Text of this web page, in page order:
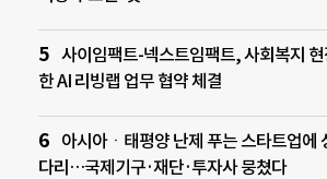
사이임팩트-넥스트임팩트, 사회복지 현
한 AI 리빙랩 업무 협약 체결
아시아ㆍ태평양 난제 푸는 스타트업에
다리…국제기구·재단·투자사 뭉쳤다